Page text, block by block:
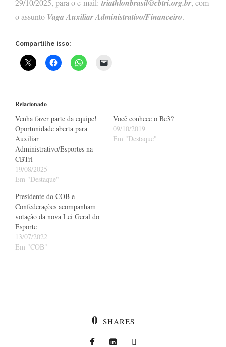
29/10/2025, para o e-mail: triathlonbrasil@cbtri.org.br, com
o assunto Vaga Auxiliar Administrativo/Financeiro.
Compartilhe isso:
Relacionado
Venha fazer parte da equipe!
Oportunidade aberta para
Auxiliar
Administrativo/Esportes na
CBTri
19/08/2025
Em "Destaque"
Você conhece o Be3?
09/10/2019
Em "Destaque"
Presidente do COB e
Confederações acompanham
votação da nova Lei Geral do
Esporte
13/07/2022
Em "COB"
0 SHARES